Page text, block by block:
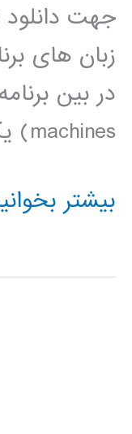
جهت دانلود
زبان های
machines) يکي از […]
ماشین
پشتیبان
بیشتر